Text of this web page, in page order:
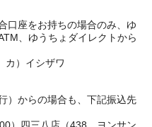
口座をお持ちの場合のみ、ゆ
、ゆうちょダイレクトから
カ）イシザワ
）からの場合も、下記振込先
）四三八店（438 ヨンサン